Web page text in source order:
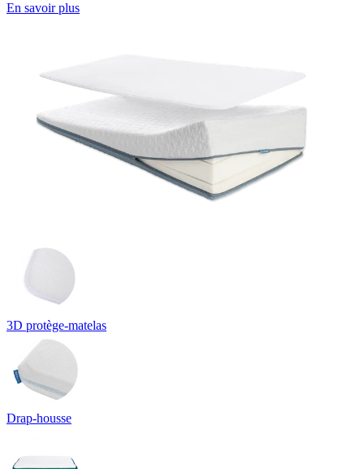
En savoir plus
3D protège-matelas
Drap-housse